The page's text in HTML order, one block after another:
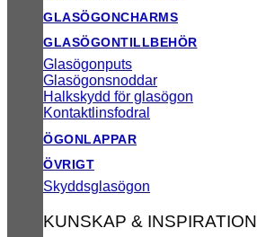
GLASÖGONCHARMS
GLASÖGONTILLBEHÖR
Glasögonputs
Glasögonsnoddar
Halkskydd för glasögon
Kontaktlinsfodral
ÖGONLAPPAR
ÖVRIGT
Skyddsglasögon
KUNSKAP & INSPIRATION